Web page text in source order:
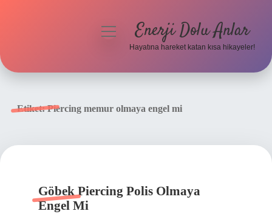
menüyüEnerji Dolu Anlar
Hayatına hareket katan kısa hikayeler!
Etiket:Piercing memur olmaya engel mi
Göbek Piercing Polis Olmaya
Engel Mi